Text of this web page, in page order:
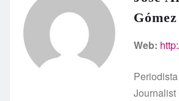
Gómez
Web:
Journalist